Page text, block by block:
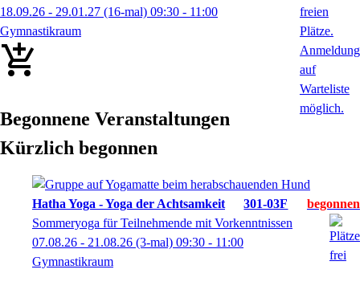
18.09.26 - 29.01.27 (16-mal) 09:30 - 11:00
Gymnastikraum
Begonnene Veranstaltungen
Kürzlich begonnen
Hatha Yoga - Yoga der Achtsamkeit
301-03F
Sommeryoga für Teilnehmende mit Vorkenntnissen
07.08.26 - 21.08.26 (3-mal) 09:30 - 11:00
Gymnastikraum